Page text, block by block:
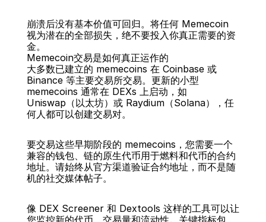
崩溃后没有基本价值可回归。将任何 Memecoin
视为潜在的全部损失，绝不要投入你真正需要的资
金。
Memecoin交易是如何真正运作的
大多数已建立的 memecoins 在 Coinbase 或
Binance 等主要交易所交易。更新的小型
memecoins 通常在 DEXs 上启动，如
Uniswap（以太坊）或 Raydium（Solana），任
何人都可以创建交易对。
要交易这些早期阶段的 memecoins，您需要一个
兼容的钱包、链的原生代币用于燃料和代币的合约
地址。请始终从官方渠道验证合约地址，而不是随
机的社交媒体帖子。
像 DEX Screener 和 Dextools 这样的工具可以让
您监控新的代币、交易量和流动性。关键指标包